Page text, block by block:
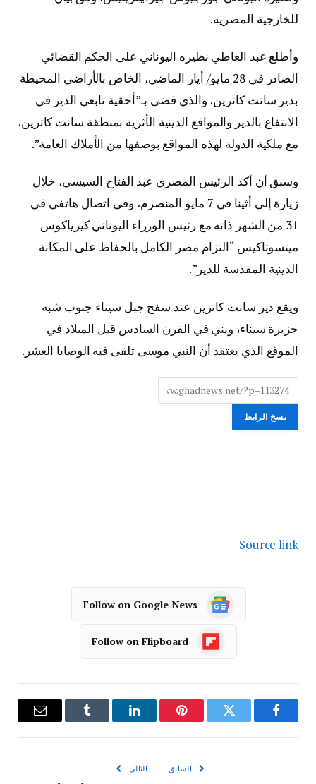
للخارجية المصرية.
وأطلع عبد العاطي نظيره اليوناني على الحكم القضائي
الصادر في 28 مايو/ أيار الماضي، الخاص بالأراضي المحيطة
بدير سانت كاترين، والذي قضى بـ”أحقية تابعي الدير في
الانتفاع بالدير والمواقع الدينية الأثرية بمنطقة سانت كاترين،
مع ملكية الدولة لهذه المواقع بوصفها من الأملاك العامة”.
وسبق أن أكد الرئيس المصري عبد الفتاح السيسي، خلال
زيارة إلى أثينا في 7 مايو المنصرم، وفي اتصال هاتفي في
31 من الشهر ذاته مع رئيس الوزراء اليوناني كيرياكوس
ميتسوتاكيس “التزام مصر الكامل بالحفاظ على المكانة
الدينية المقدسة للدير”.
ويقع دير سانت كاترين عند سفح جبل سيناء جنوب شبه
جزيرة سيناء، وبني في القرن السادس قبل الميلاد في
الموقع الذي يعتقد أن النبي موسى تلقى فيه الوصايا العشر.
نسخ الرابط
Source link
Follow on Google News
Follow on Flipboard
فيسبوك تويتر بينتيريستلينكدإن Tumblr
البريد
السابق التالي